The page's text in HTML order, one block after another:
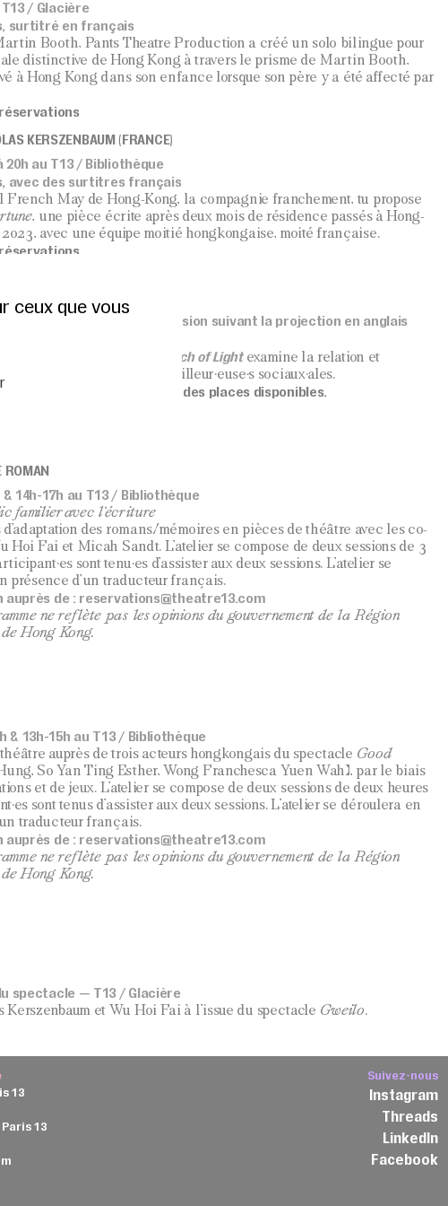
/ Glacière
surtitré en français
Booth, Pants Theatre Production a créé un solo bilingue pour
distinctive de Hong Kong à travers le prisme de Martin Booth,
à Hong Kong dans son enfance lorsque son père y a été affecté par
KERSZENBAUM (FRANCE)
20h au T13 / Bibliothèque
avec des surtitres français
French May de Hong-Kong, la compagnie franchement, tu propose
, une pièce écrite après deux mois de résidence passés à Hong-
avec une équipe moitié hongkongaise, moité française.
T13 / Bibliothèque
anglais et français. Discussion suivant la projection en anglais
Together in Search of Light examine la relation et
hongkongaise et les travailleur·euse·s sociaux·ales.
réservation dans la limite des places disponibles.
ROMAN
14h-17h au T13 / Bibliothèque
familier avec l’écriture
des romans/mémoires en pièces de théâtre avec les co-
Hoi Fai et Micah Sandt. L’atelier se compose de deux sessions de 3
sont tenu·es d’assister aux deux sessions. L’atelier se
présence d’un traducteur français.
de : reservations@theatre13.com
ne reflète pas les opinions du gouvernement de la Région
Hong Kong.
& 13h-15h au T13 / Bibliothèque
auprès de trois acteurs hongkongais du spectacle Good
So Yan Ting Esther, Wong Franchesca Yuen Wah), par le biais
et de jeux. L’atelier se compose de deux sessions de deux heures
sont tenus d’assister aux deux sessions. L’atelier se déroulera en
traducteur français.
de : reservations@theatre13.com
ne reflète pas les opinions du gouvernement de la Région
Hong Kong.
spectacle — T13 / Glacière
et Wu Hoi Fai à l’issue du spectacle Gweilo.
13
13
Suivez-nous
Instagram
Threads
LinkedIn
Facebook
ceux que vous